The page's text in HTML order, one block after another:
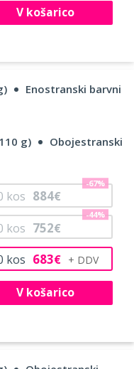
V košarico
Enostranski barvni
g)
Obojestranski
kos 683€
kos 752€
-44%
kos 884€
-67%
V košarico